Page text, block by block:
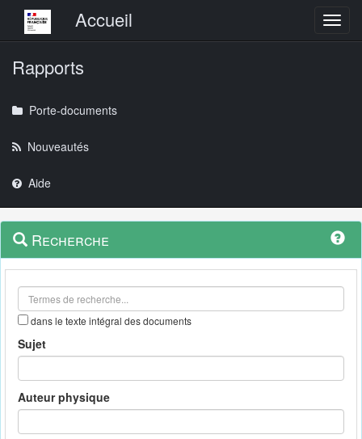
Menu principalAccueil
Rapports
Porte-documents
Nouveautés
Aide
Navigation
outils
Menu
contextuel
Recherche
dans le texte intégral des documents
Sujet
Auteur physique